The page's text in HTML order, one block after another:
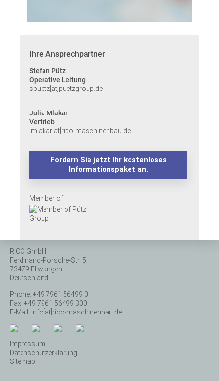
Ihre Ansprechpartner
Stefan Pütz
Operative Leitung
spuetz[at]puetzgroup.de
Julia Mlakar
Vertrieb
jmlakar[at]rico-maschinenbau.de
Fordern Sie jetzt Ihr kostenloses
Informationspaket an.
Member of
RICO GmbH
Ferdinand-Porsche-Str. 5
73479 Ellwangen
Deutschland
Phone: +49 7961 56499 0
Fax: +49 7961 56499 300
E-Mail: info[at]rico-maschinenbau.de
Impressum
Datenschutzerklärung
Sitemap